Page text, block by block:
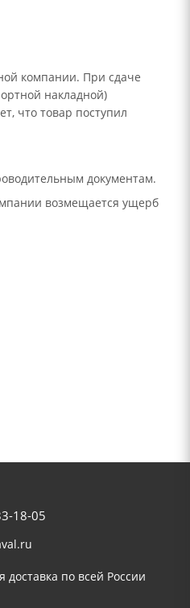
компании. При сдаче
накладной)
что товар поступил
документам.
возмещается ущерб
18-05
доставка по всей России